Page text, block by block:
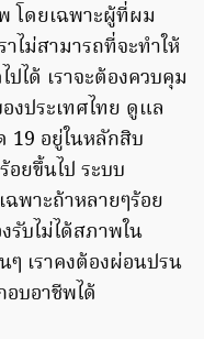
โดยเฉพาะผู้ที่ผม
ไม่สามารถที่จะทำให้
ปได้ เราจะต้องควบคุม
งประเทศไทย ดูแล
19 อยู่ในหลักสิบ
อยขึ้นไป ระบบ
พาะถ้าหลายๆร้อย
รับไม่ได้สภาพใน
เราคงต้องผ่อนปรน
บอาชีพได้